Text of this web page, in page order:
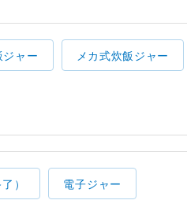
ジャー メカ式炊飯ジャー
） 電子ジャー